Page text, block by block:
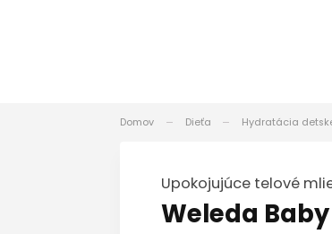
Domov Dieťa Hydratácia
upokojujúce telové
Weleda